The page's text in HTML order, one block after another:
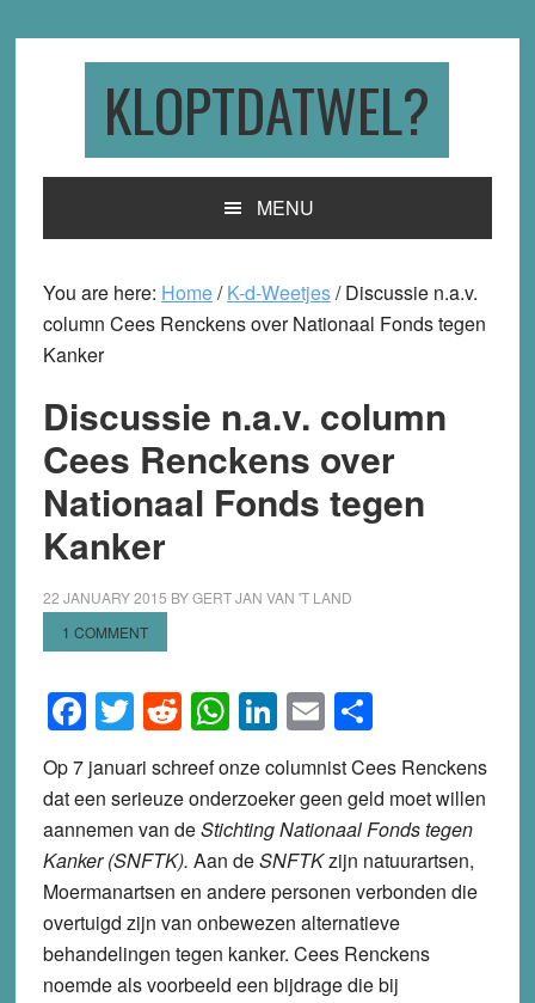
KLOPTDATWEL?
MENU
You are here: Home/ K-d-Weetjes/Discussie n.a.v.
column Cees Renckens over Nationaal Fonds tegen
Kanker
Discussie n.a.v. column
Cees Renckens over
Nationaal Fonds tegen
Kanker
22 JANUARY 2015 BYGERT JAN VAN 'T LAND
1 COMMENT
Facebook
Twitter
Reddit
WhatsApp
LinkedIn
EmailShare
Op 7 januari schreef onze columnist Cees Renckens
dat een serieuze onderzoeker geen geld moet willen
aannemen van deStichting Nationaal Fonds tegen
Kanker (SNFTK). Aan deSNFTKzijn natuurartsen,
Moermanartsen en andere personen verbonden die
overtuigd zijn van onbewezen alternatieve
behandelingen tegen kanker. Cees Renckens
noemde als voorbeeld een bijdrage die bij